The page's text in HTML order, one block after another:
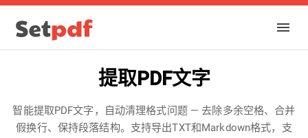
提取PDF文字
智能提取PDF文字，自动清理格式问题 — 去除多余空格、合并
假换行、保持段落结构。支持导出TXT和Markdown格式，支